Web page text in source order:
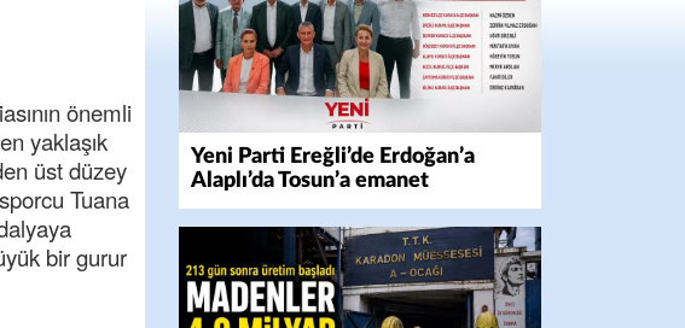
önemli
yaklaşık
üst düzey
Tuana
bir gurur
Yeni Parti Ereğli’de Erdoğan’a
Alaplı’da Tosun’a emanet